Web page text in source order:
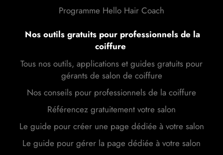
Programme Hello Hair Coach
Nos outils gratuits pour professionnels de la
coiffure
Tous nos outils, applications et guides gratuits pour
gérants de salon de coiffure
Nos conseils pour professionnels de la coiffure
Référencez gratuitement votre salon
Le guide pour créer une page dédiée à votre salon
Le guide pour gérer la page dédiée à votre salon